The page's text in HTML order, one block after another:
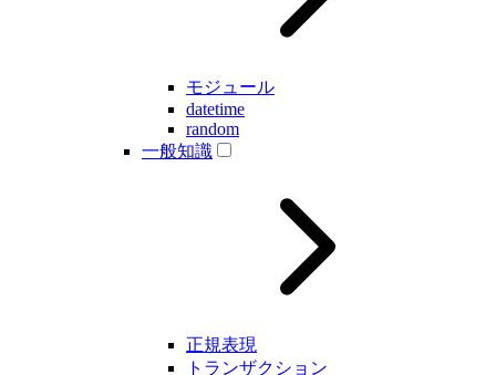
モジュール
datetime
random
一般知識
正規表現
トランザクション